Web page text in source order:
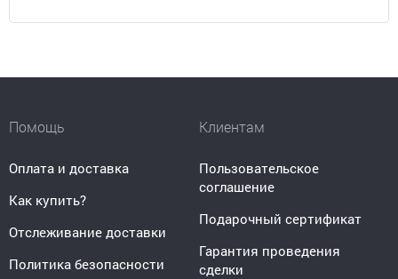
Помощь
Оплата и доставка
Как купить?
Отслеживание доставки
Политика безопасности
Клиентам
Пользовательское
соглашение
Подарочный сертификат
Гарантия проведения
сделки